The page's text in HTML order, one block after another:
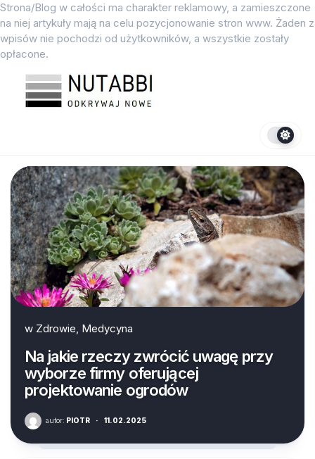
Przejdź
do
treści
Strona/Blog w całości ma charakter reklamowy, a zamieszczone
na niej artykuły mają na celu pozycjonowanie stron www. Żaden z
wpisów nie pochodzi od użytkowników, a wszystkie zostały
opłacone.
w Zdrowie, Medycyna
Na jakie rzeczy zwrócić uwagę przy
wyborze firmy oferującej
projektowanie ogrodów
autor: PIOTR · 11.02.2025